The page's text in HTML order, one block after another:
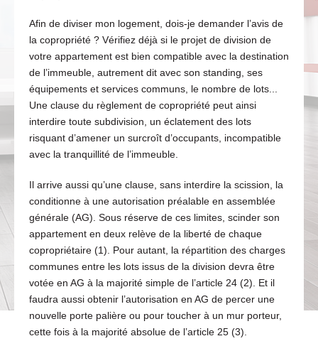
Afin de diviser mon logement, dois-je demander l’avis de
la copropriété ? Vérifiez déjà si le projet de division de
votre appartement est bien compatible avec la destination
de l’immeuble, autrement dit avec son standing, ses
équipements et services communs, le nombre de lots...
Une clause du règlement de copropriété peut ainsi
interdire toute subdivision, un éclatement des lots
risquant d’amener un surcroît d’occupants, incompatible
avec la tranquillité de l’immeuble.
Il arrive aussi qu’une clause, sans interdire la scission, la
conditionne à une autorisation préalable en assemblée
générale (AG). Sous réserve de ces limites, scinder son
appartement en deux relève de la liberté de chaque
copropriétaire (1). Pour autant, la répartition des charges
communes entre les lots issus de la division devra être
votée en AG à la majorité simple de l’article 24 (2). Et il
faudra aussi obtenir l’autorisation en AG de percer une
nouvelle porte palière ou pour toucher à un mur porteur,
cette fois à la majorité absolue de l’article 25 (3).